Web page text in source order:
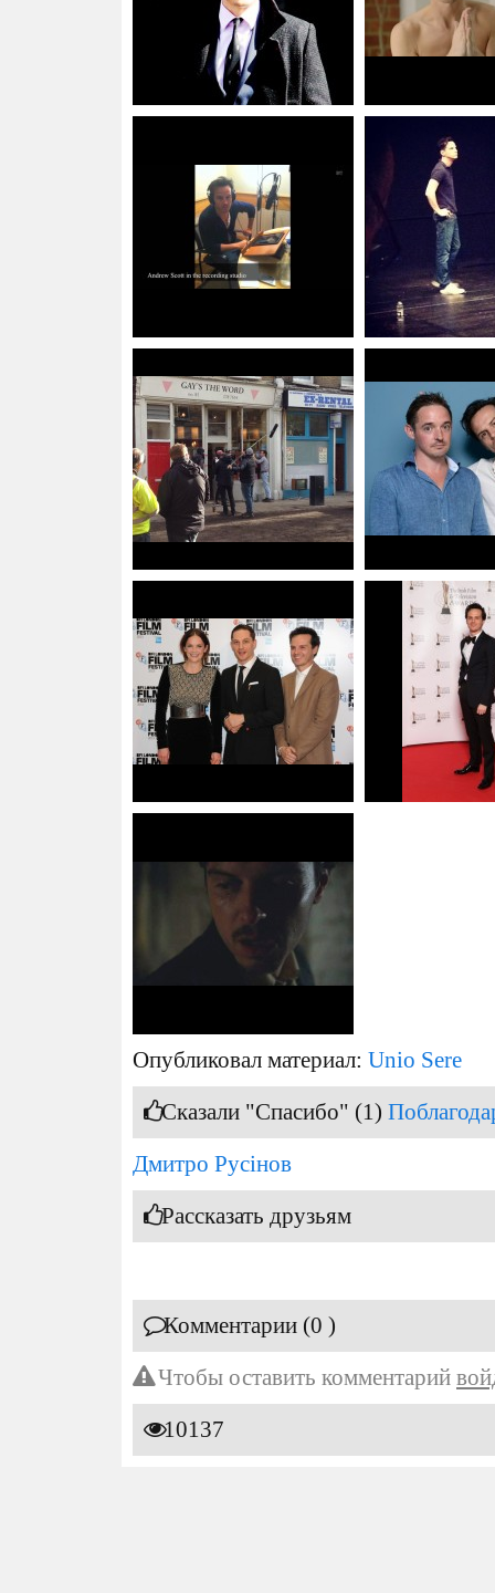
Опубликовал материал: Unio Sere
Сказали "Спасибо" (1)
Дмитро Русінов
Рассказать друзьям
Комментарии (0 )
Чтобы оставить комментарий
10137